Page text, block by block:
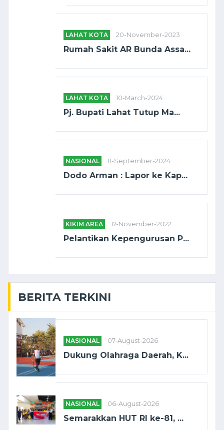
LAHAT KOTA 20-November-2023
Rumah Sakit AR Bunda Assa...
LAHAT KOTA 10-March-2024
Pj. Bupati Lahat Tutup Ma...
NASIONAL 11-September-2024
Dodo Arman : Lapor ke Kap...
KIKIM AREA 17-November-2022
Pelantikan Kepengurusan P...
BERITA TERKINI
NASIONAL 07-August-2026
Dukung Olahraga Daerah, K...
NASIONAL 06-August-2026
Semarakkan HUT RI ke-81, ...